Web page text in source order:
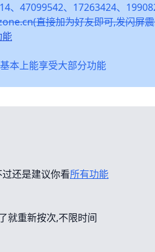
、47099542、17263424、
直接加为好友即可,发闪屏
能
基本上能享受大部分功能
还是建议你看所有功能
就重新按次,不限时间